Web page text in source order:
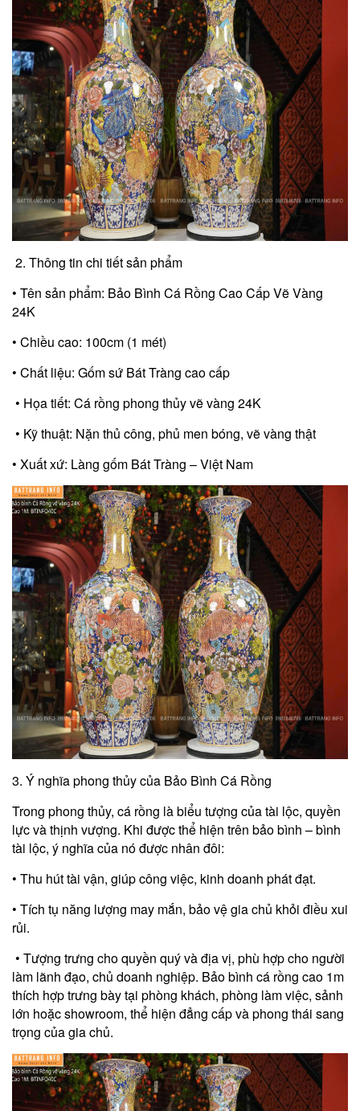
2. Thông tin chi tiết sản phẩm
• Tên sản phẩm: Bảo Bình Cá Rồng Cao Cấp Vẽ Vàng
24K
• Chiều cao: 100cm (1 mét)
• Chất liệu: Gốm sứ Bát Tràng cao cấp
• Họa tiết: Cá rồng phong thủy vẽ vàng 24K
• Kỹ thuật: Nặn thủ công, phủ men bóng, vẽ vàng thật
• Xuất xứ: Làng gốm Bát Tràng – Việt Nam
3. Ý nghĩa phong thủy của Bảo Bình Cá Rồng
Trong phong thủy, cá rồng là biểu tượng của tài lộc, quyền
lực và thịnh vượng. Khi được thể hiện trên bảo bình – bình
tài lộc, ý nghĩa của nó được nhân đôi:
• Thu hút tài vận, giúp công việc, kinh doanh phát đạt.
• Tích tụ năng lượng may mắn, bảo vệ gia chủ khỏi điều xui
rủi.
• Tượng trưng cho quyền quý và địa vị, phù hợp cho người
làm lãnh đạo, chủ doanh nghiệp. Bảo bình cá rồng cao 1m
thích hợp trưng bày tại phòng khách, phòng làm việc, sảnh
lớn hoặc showroom, thể hiện đẳng cấp và phong thái sang
trọng của gia chủ.